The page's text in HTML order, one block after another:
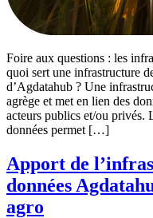
Foire aux questions : les
quoi sert une infrastructure
d’Agdatahub ? Une
agrège et met en lien des
acteurs publics et/ou privés.
données permet […]
Apport de
données
agro